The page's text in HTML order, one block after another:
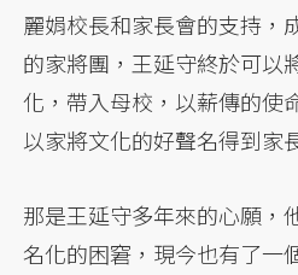
麗娟校長和家長會的支持，
的家將團，王延守終於可以
化，帶入母校，以薪傳的使
以家將文化的好聲名得到家
那是王延守多年來的心願，
名化的困窘，現今也有了一